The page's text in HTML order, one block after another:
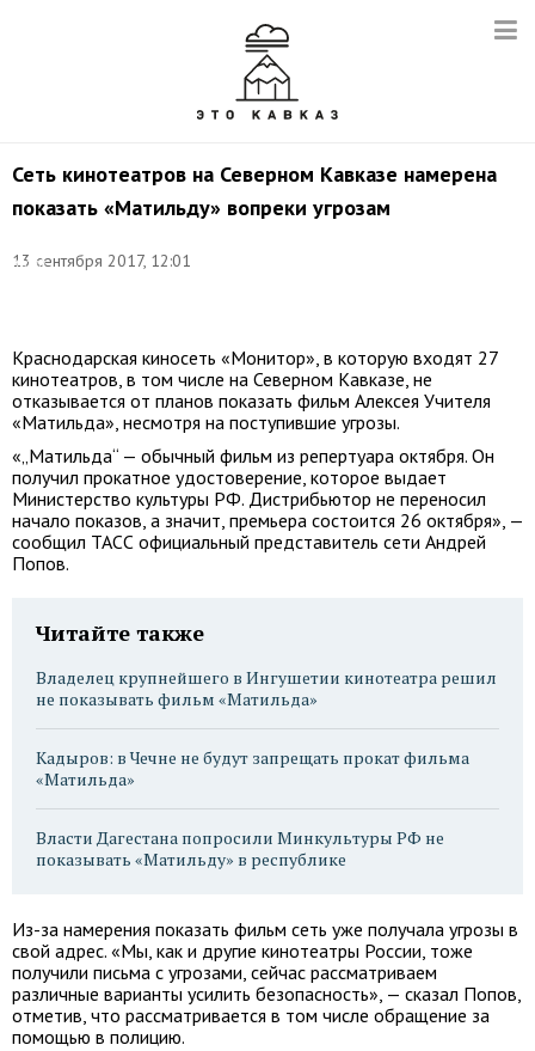
Сеть кинотеатров на Северном Кавказе намерена
показать «Матильду» вопреки угрозам
13 сентября 2017, 12:01
Юрий
Краснодарская киносеть «Монитор», в которую входят 27
кинотеатров, в том числе на Северном Кавказе, не
отказывается от планов показать фильм Алексея Учителя
«Матильда», несмотря на поступившие угрозы.
«„Матильда“ — обычный фильм из репертуара октября. Он
получил прокатное удостоверение, которое выдает
Министерство культуры РФ. Дистрибьютор не переносил
начало показов, а значит, премьера состоится 26 октября», —
сообщил ТАСС официальный представитель сети Андрей
Попов.
Читайте также
Владелец крупнейшего в Ингушетии кинотеатра решил
не показывать фильм «Матильда»
Кадыров: в Чечне не будут запрещать прокат фильма
«Матильда»
Власти Дагестана попросили Минкультуры РФ не
показывать «Матильду» в республике
Из-за намерения показать фильм сеть уже получала угрозы в
свой адрес. «Мы, как и другие кинотеатры России, тоже
получили письма с угрозами, сейчас рассматриваем
различные варианты усилить безопасность», — сказал Попов,
отметив, что рассматривается в том числе обращение за
помощью в полицию.